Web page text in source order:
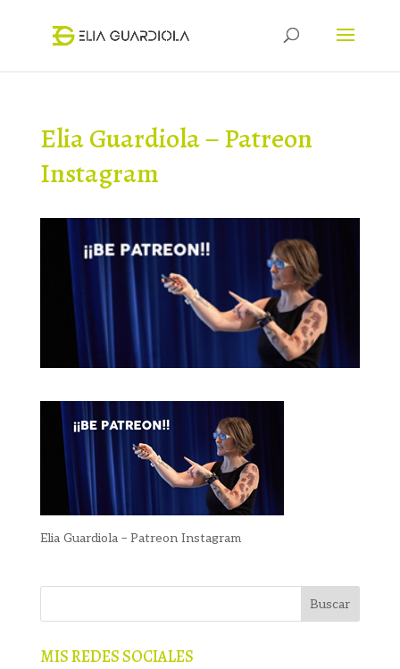
Elia Guardiola – Patreon
Instagram
Elia Guardiola – Patreon Instagram
MIS REDES SOCIALES